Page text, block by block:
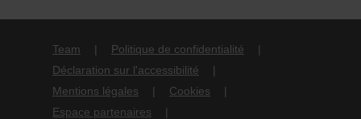
Team
Politique de confidentialité
Déclaration sur l'accessibilité
Mentions légales
Cookies
Espace partenaires